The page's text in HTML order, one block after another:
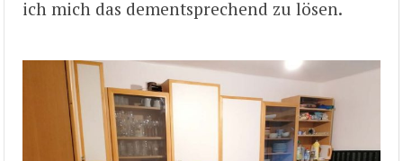
ich mich das dementsprechend zu lösen.